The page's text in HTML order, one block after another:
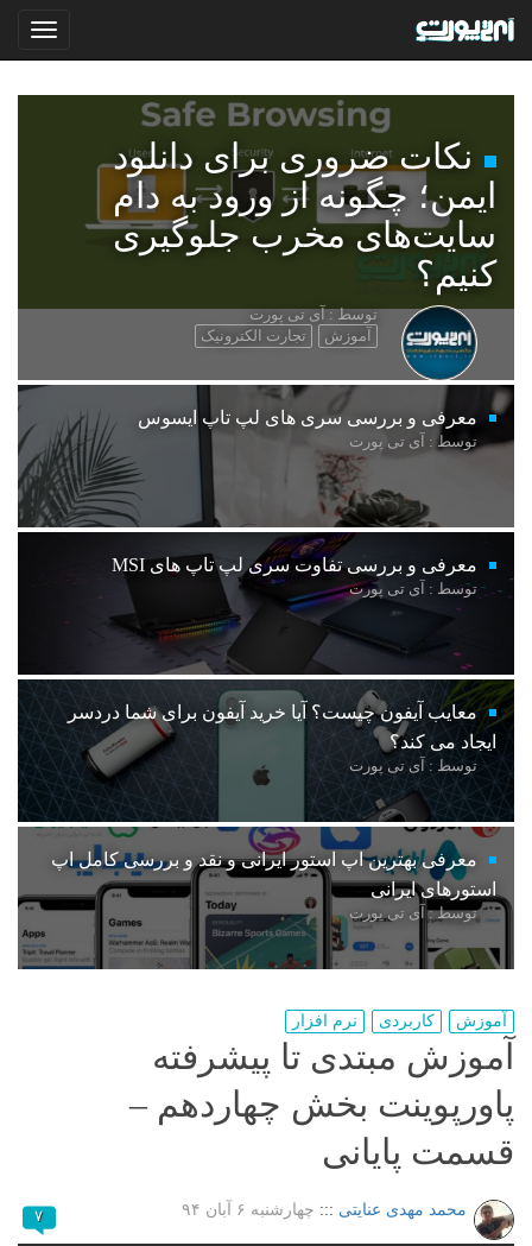
نکات ضروری برای دانلود
ایمن؛ چگونه از ورود به دام
سایت‌های مخرب جلوگیری
کنیم؟
توسط : آی تی پورت
آموزش
تجارت الکترونیک
معرفی و بررسی سری های لپ تاپ ایسوس
توسط : آی تی پورت
معرفی و بررسی تفاوت سری لپ تاپ های MSI
توسط : آی تی پورت
معایب آیفون چیست؟ آیا خرید آیفون برای شما دردسر
ایجاد می کند؟
توسط : آی تی پورت
معرفی بهترین اپ استور ایرانی و نقد و بررسی کامل اپ
استورهای ایرانی
توسط : آی تی پورت
آموزش کاربردی نرم افزار
آموزش مبتدی تا پیشرفته
پاورپوینت بخش چهاردهم –
قسمت پایانی
محمد مهدی عنایتی ::: چهارشنبه ۶ آبان ۹۴ ۷